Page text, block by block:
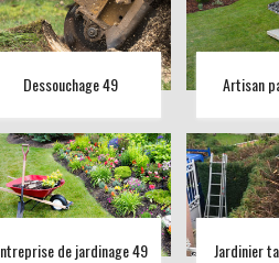
Dessouchage 49 Artisan
de jardinage 49 Jardinier